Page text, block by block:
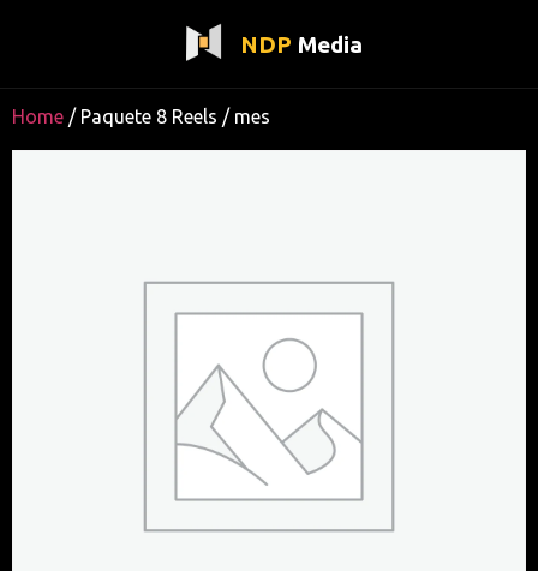
NDP Media
Home / Paquete 8 Reels / mes